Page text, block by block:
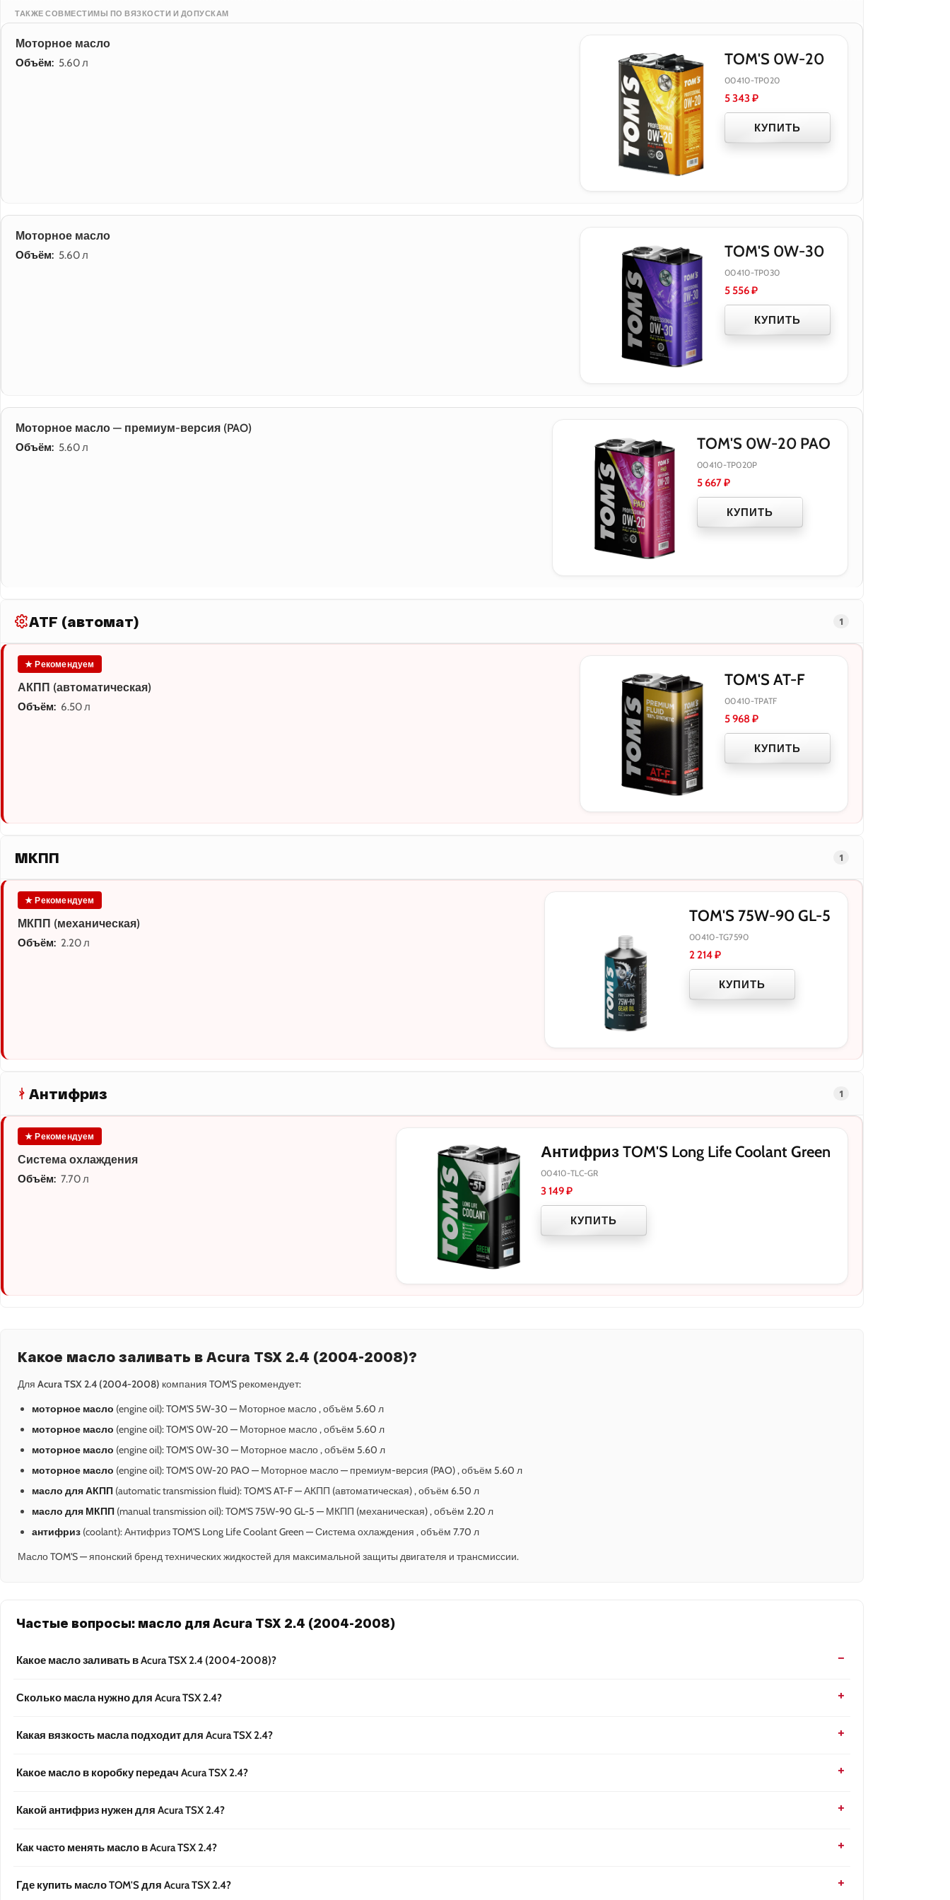
ТАКЖЕ СОВМЕСТИМЫ ПО ВЯЗКОСТИ И ДОПУСКАМ
Моторное масло
Объём: 5.60 л TOM'S 0W-20
00410-TP020
5 343₽
КУПИТЬ
Моторное масло
Объём: 5.60 л TOM'S 0W-30
00410-TP030
5 556₽
КУПИТЬ
Моторное масло — премиум-версия (PAO)
Объём: 5.60 л TOM'S 0W-20 PAO
00410-TP020P
5 667₽
КУПИТЬ
ATF (автомат) 1
★ Рекомендуем
АКПП (автоматическая)
Объём: 6.50 л
TOM'S AT-F
00410-TPATF
5 968₽
КУПИТЬ
МКПП 1
★ Рекомендуем
МКПП (механическая)
Объём: 2.20 л
TOM'S 75W-90 GL-5
00410-TG7590
2 214₽
КУПИТЬ
Антифриз 1
★ Рекомендуем
Система охлаждения
Объём: 7.70 л
Антифриз TOM'S Long Life Coolant Green
00410-TLC-GR
3 149₽
КУПИТЬ
Какое масло заливать в Acura TSX 2.4 (2004-2008)?
Для Acura TSX 2.4 (2004-2008) компания TOM'S рекомендует:
моторное масло (engine oil): TOM'S 5W-30 — Моторное масло , объём 5.60 л
моторное масло (engine oil): TOM'S 0W-20 — Моторное масло , объём 5.60 л
моторное масло (engine oil): TOM'S 0W-30 — Моторное масло , объём 5.60 л
моторное масло (engine oil): TOM'S 0W-20 PAO — Моторное масло — премиум-версия (PAO) , объём 5.60 л
масло для АКПП (automatic transmission fluid): TOM'S AT-F — АКПП (автоматическая) , объём 6.50 л
масло для МКПП (manual transmission oil): TOM'S 75W-90 GL-5 — МКПП (механическая) , объём 2.20 л
антифриз (coolant): Антифриз TOM'S Long Life Coolant Green — Система охлаждения , объём 7.70 л
Масло TOM'S — японский бренд технических жидкостей для максимальной защиты двигателя и трансмиссии.
Частые вопросы: масло для Acura TSX 2.4 (2004-2008)
Какое масло заливать в Acura TSX 2.4 (2004-2008)?
Сколько масла нужно для Acura TSX 2.4?
Какая вязкость масла подходит для Acura TSX 2.4?
Какое масло в коробку передач Acura TSX 2.4?
Какой антифриз нужен для Acura TSX 2.4?
Как часто менять масло в Acura TSX 2.4?
Где купить масло TOM'S для Acura TSX 2.4?